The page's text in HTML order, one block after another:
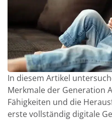
In diesem Artikel
Merkmale der Generation
Fähigkeiten und die
erste vollständig digitale